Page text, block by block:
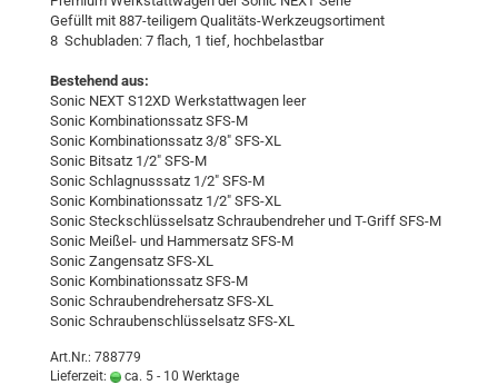
Ge­füllt mit 887-​teiligem Qualitäts-​Werkzeugsortiment
8 Schub­la­den: 7 flach, 1 tief, hoch­be­last­bar
Be­stehend aus:
Sonic NEXT S12XD Werk­statt­wa­gen leer
Sonic Kom­bi­na­ti­ons­satz SFS-M
Sonic Kom­bi­na­ti­ons­satz 3/8" SFS-​XL
Sonic Bit­satz 1/2" SFS-M
Sonic Schlagnuss­satz 1/2" SFS-M
Sonic Kom­bi­na­ti­ons­satz 1/2" SFS-​XL
Sonic Steck­schlüs­sel­satz Schrau­ben­dre­her und T-​Griff SFS-M
Sonic Meißel-​ und Ham­mer­satz SFS-M
Sonic Zan­gen­satz SFS-​XL
Sonic Kom­bi­na­ti­ons­satz SFS-M
Sonic Schrau­ben­dre­her­satz SFS-​XL
Sonic Schrau­ben­schlüs­sel­satz SFS-​XL
Art.Nr.: 788779
Lieferzeit:
ca. 5 - 10 Werktage